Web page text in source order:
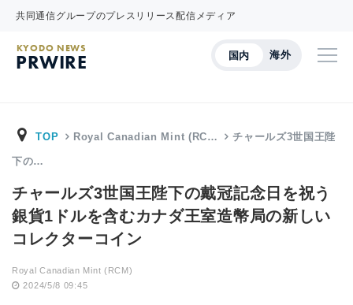
共同通信グループのプレスリリース配信メディア
国内 海外
KYODO NEWS
PRWIRE
TOP Royal Canadian Mint (RC… チャールズ3世国王陛
下の…
チャールズ3世国王陛下の戴冠記念日を祝う
銀貨1ドルを含むカナダ王室造幣局の新しい
コレクターコイン
Royal Canadian Mint (RCM)
2024/5/8 09:45